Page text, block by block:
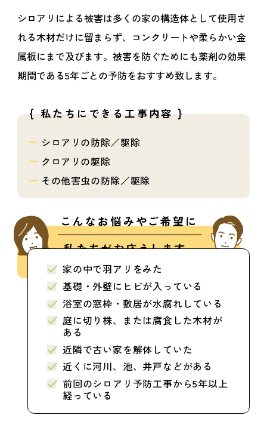
{ 私たちにできる工事内容 }
シロアリの防除／駆除
クロアリの駆除
その他害虫の防除／駆除
シロアリによる被害は多くの家の構造体として使用さ
れる木材だけに留まらず、コンクリートや柔らかい金
属板にまで及びます。被害を防ぐためにも薬剤の効果
期間である5年ごとの予防をおすすめ致します。
家の中で羽アリをみた
基礎・外壁にヒビが入っている
浴室の窓枠・敷居が水腐れしている
庭に切り株、または腐食した木材が
ある
近隣で古い家を解体していた
近くに河川、池、井戸などがある
前回のシロアリ予防工事から5年以上
経っている